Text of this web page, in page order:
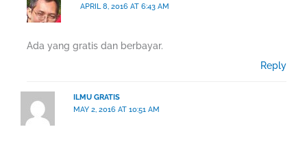
APRIL 8, 2016 AT 6:43 AM
Ada yang gratis dan berbayar.
Reply
ILMU GRATIS
MAY 2, 2016 AT 10:51 AM